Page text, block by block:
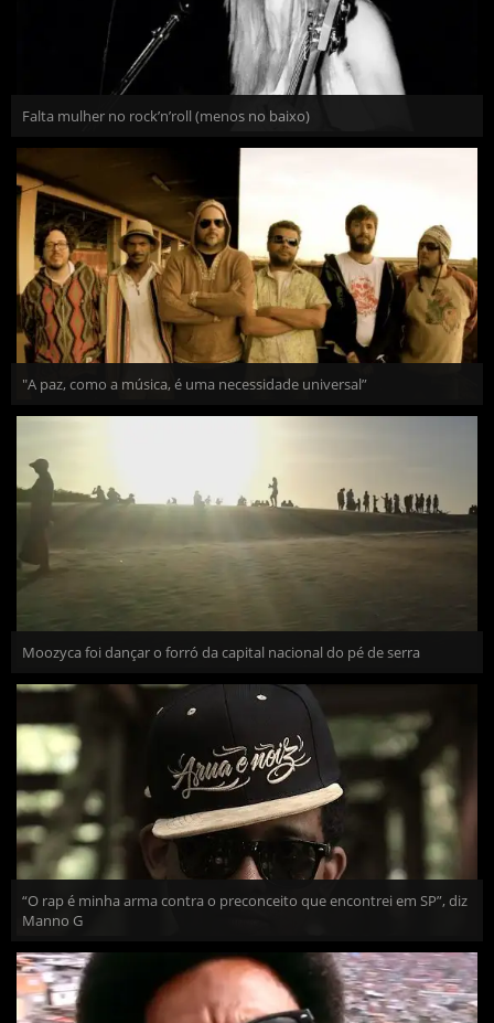
Falta mulher no rock’n’roll (menos no baixo)
"A paz, como a música, é uma necessidade universal”
Moozyca foi dançar o forró da capital nacional do pé de serra
“O rap é minha arma contra o preconceito que encontrei em SP”, diz
Manno G